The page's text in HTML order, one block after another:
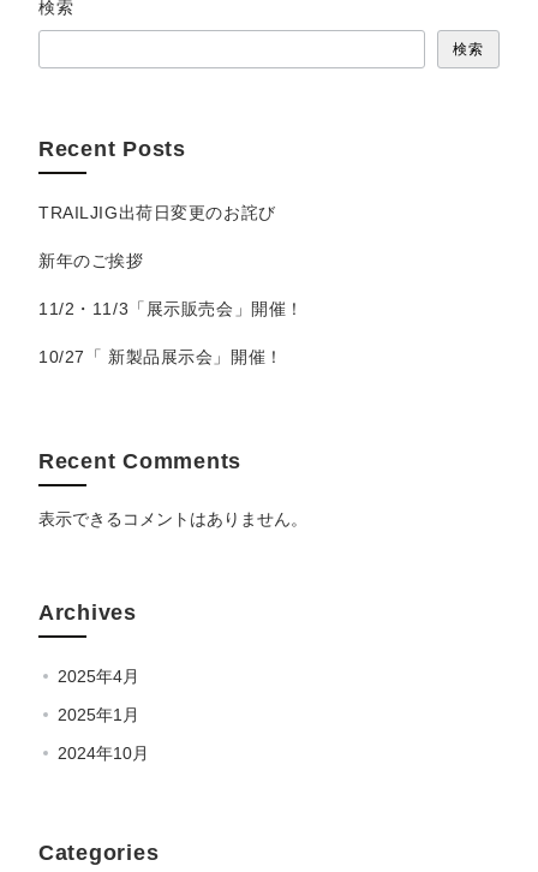
検索
検索
Recent Posts
TRAILJIG出荷日変更のお詫び
新年のご挨拶
11/2・11/3「展示販売会」開催！
10/27「 新製品展示会」開催！
Recent Comments
表示できるコメントはありません。
Archives
2025年4月
2025年1月
2024年10月
Categories